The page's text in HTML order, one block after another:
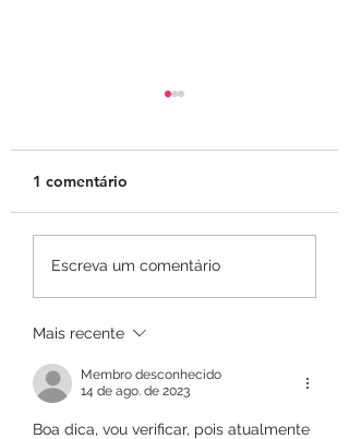
99Pay celebra seis
recompensas aos
1 comentário
Escreva um comentário
Mais recente
Membro desconhecido
14 de ago. de 2023
Boa dica, vou verificar, pois atualmente